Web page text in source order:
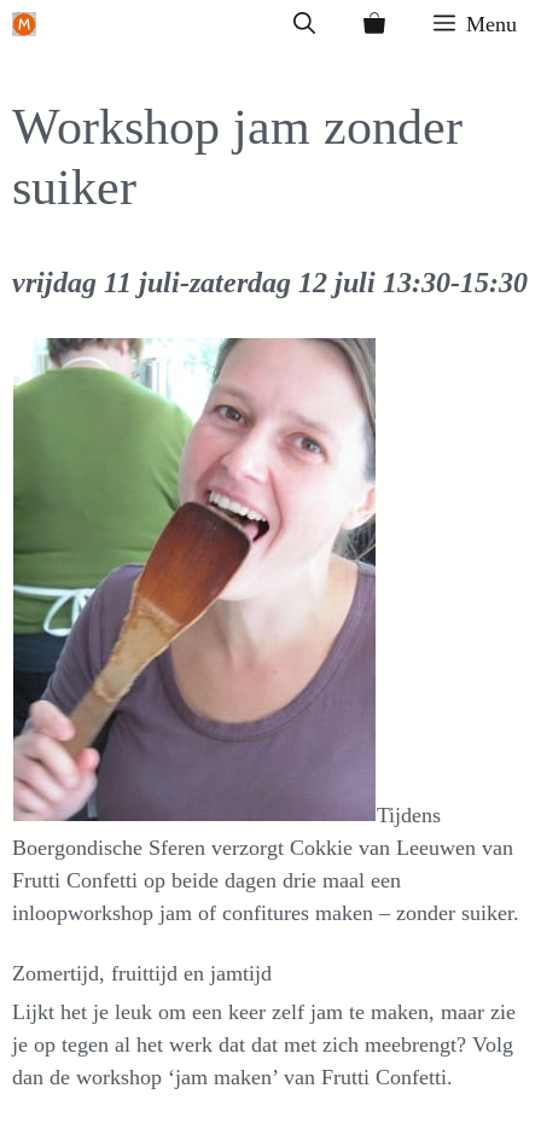
Ga
inhoud
Menu
Workshop jam zonder
suiker
vrijdag 11 juli-zaterdag 12 juli 13:30-15:30
Tijdens
Boergondische Sferen verzorgt Cokkie van Leeuwen van
Frutti Confetti op beide dagen drie maal een
inloopworkshop jam of confitures maken – zonder suiker.
Zomertijd, fruittijd en jamtijd
Lijkt het je leuk om een keer zelf jam te maken, maar zie
je op tegen al het werk dat dat met zich meebrengt? Volg
dan de workshop ‘jam maken’ van Frutti Confetti.